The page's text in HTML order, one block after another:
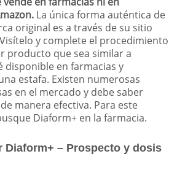
La única forma auténtica de
original es a través de su sitio
y complete el procedimiento
producto que sea similar a
disponible en farmacias y
estafa. Existen numerosas
en el mercado y debe saber
manera efectiva. Para este
Diaform+ en la farmacia.
Diaform+ – Prospecto y dosis